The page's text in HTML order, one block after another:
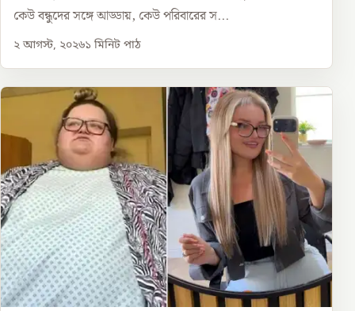
কেউ বন্ধুদের সঙ্গে আড্ডায়, কেউ পরিবারের স...
২ আগস্ট, ২০২৬১ মিনিট পাঠ